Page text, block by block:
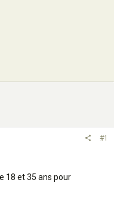
#1
18 et 35 ans pour